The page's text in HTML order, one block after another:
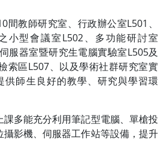
間教師研究室、行政辦公室L501、
小型會議室L502、多功能研討室
服器室暨研究生電腦實驗室L505及
索區L507、以及學術社群研究室實
供師生良好的教學、研究與學習環
多能充分利用筆記型電腦、單槍投
影機、伺服器工作站等設備，提升